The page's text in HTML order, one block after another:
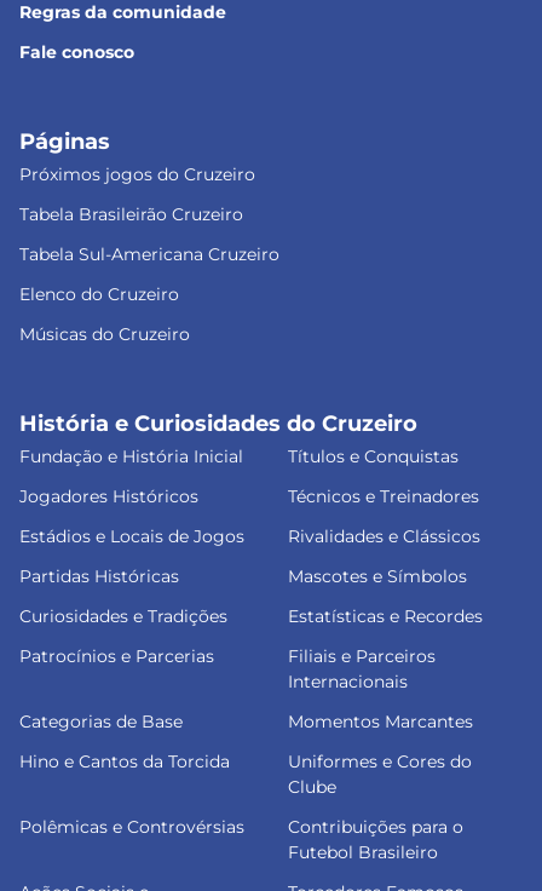
Regras da comunidade
Fale conosco
Páginas
Próximos jogos do Cruzeiro
Tabela Brasileirão Cruzeiro
Tabela Sul-Americana Cruzeiro
Elenco do Cruzeiro
Músicas do Cruzeiro
História e Curiosidades do Cruzeiro
Fundação e História Inicial
Títulos e Conquistas
Jogadores Históricos
Técnicos e Treinadores
Estádios e Locais de Jogos
Rivalidades e Clássicos
Partidas Históricas
Mascotes e Símbolos
Curiosidades e Tradições
Estatísticas e Recordes
Patrocínios e Parcerias
Filiais e Parceiros
Internacionais
Categorias de Base
Momentos Marcantes
Hino e Cantos da Torcida
Uniformes e Cores do
Clube
Polêmicas e Controvérsias
Contribuições para o
Futebol Brasileiro